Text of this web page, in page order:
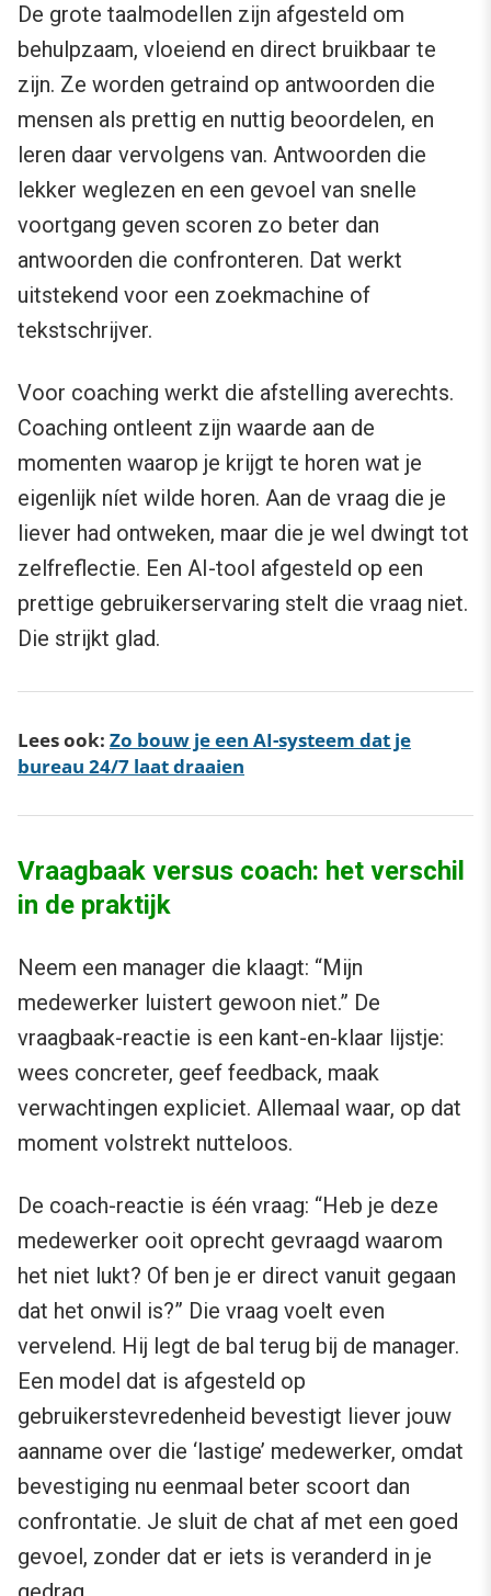
De grote taalmodellen zijn afgesteld om
behulpzaam, vloeiend en direct bruikbaar te
zijn. Ze worden getraind op antwoorden die
mensen als prettig en nuttig beoordelen, en
leren daar vervolgens van. Antwoorden die
lekker weglezen en een gevoel van snelle
voortgang geven scoren zo beter dan
antwoorden die confronteren. Dat werkt
uitstekend voor een zoekmachine of
tekstschrijver.
Voor coaching werkt die afstelling averechts.
Coaching ontleent zijn waarde aan de
momenten waarop je krijgt te horen wat je
eigenlijk níet wilde horen. Aan de vraag die je
liever had ontweken, maar die je wel dwingt tot
zelfreflectie. Een AI-tool afgesteld op een
prettige gebruikerservaring stelt die vraag niet.
Die strijkt glad.
Lees ook: Zo bouw je een AI-systeem dat je
bureau 24/7 laat draaien
Vraagbaak versus coach: het verschil
in de praktijk
Neem een manager die klaagt: “Mijn
medewerker luistert gewoon niet.” De
vraagbaak-reactie is een kant-en-klaar lijstje:
wees concreter, geef feedback, maak
verwachtingen expliciet. Allemaal waar, op dat
moment volstrekt nutteloos.
De coach-reactie is één vraag: “Heb je deze
medewerker ooit oprecht gevraagd waarom
het niet lukt? Of ben je er direct vanuit gegaan
dat het onwil is?” Die vraag voelt even
vervelend. Hij legt de bal terug bij de manager.
Een model dat is afgesteld op
gebruikerstevredenheid bevestigt liever jouw
aanname over die ‘lastige’ medewerker, omdat
bevestiging nu eenmaal beter scoort dan
confrontatie. Je sluit de chat af met een goed
gevoel, zonder dat er iets is veranderd in je